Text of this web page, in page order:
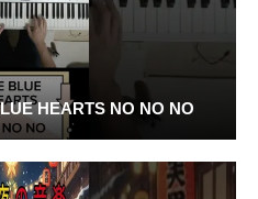
HEARTS NO NO NO